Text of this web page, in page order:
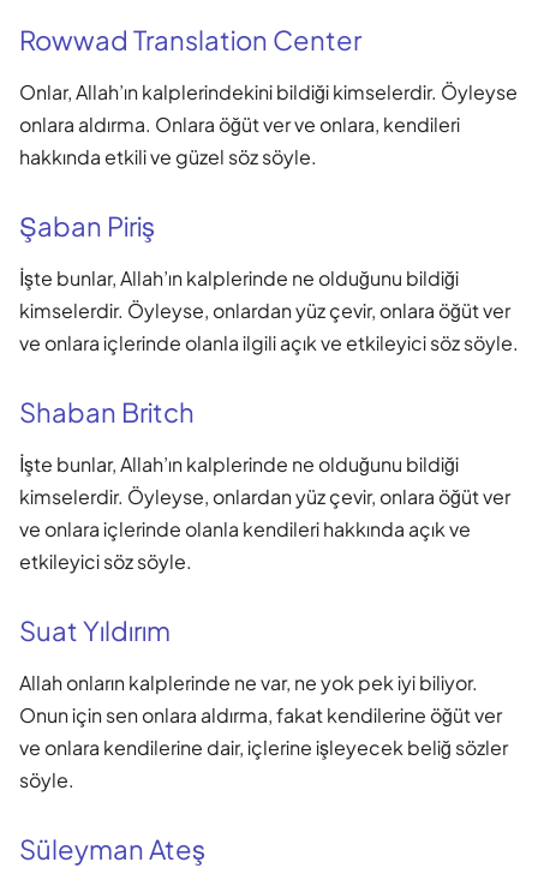
Rowwad Translation Center
Onlar, Allah’ın kalplerindekini bildiği kimselerdir. Öyleyse
onlara aldırma. Onlara öğüt ver ve onlara, kendileri
hakkında etkili ve güzel söz söyle.
Şaban Piriş
İşte bunlar, Allah’ın kalplerinde ne olduğunu bildiği
kimselerdir. Öyleyse, onlardan yüz çevir, onlara öğüt ver
ve onlara içlerinde olanla ilgili açık ve etkileyici söz söyle.
Shaban Britch
İşte bunlar, Allah’ın kalplerinde ne olduğunu bildiği
kimselerdir. Öyleyse, onlardan yüz çevir, onlara öğüt ver
ve onlara içlerinde olanla kendileri hakkında açık ve
etkileyici söz söyle.
Suat Yıldırım
Allah onların kalplerinde ne var, ne yok pek iyi biliyor.
Onun için sen onlara aldırma, fakat kendilerine öğüt ver
ve onlara kendilerine dair, içlerine işleyecek beliğ sözler
söyle.
Süleyman Ateş